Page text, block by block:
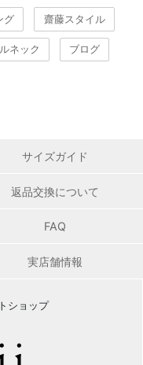
グ 齋藤スタイル
ネック ブログ
サイズガイド
返品交換について
FAQ
実店舗情報
ショップ